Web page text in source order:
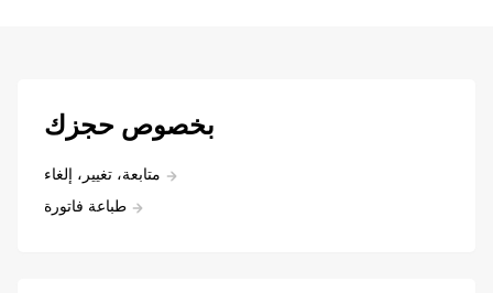
بخصوص حجزك
متابعة، تغيير، إلغاء
طباعة فاتورة